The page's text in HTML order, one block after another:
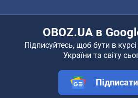
OBOZ.UA в
Підписуйтесь, щоб бути в
України та світу